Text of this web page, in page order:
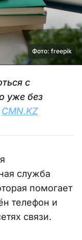
Фото: freepik
с
уже без
CMN.KZ
служба
помогает
телефон и
связи.